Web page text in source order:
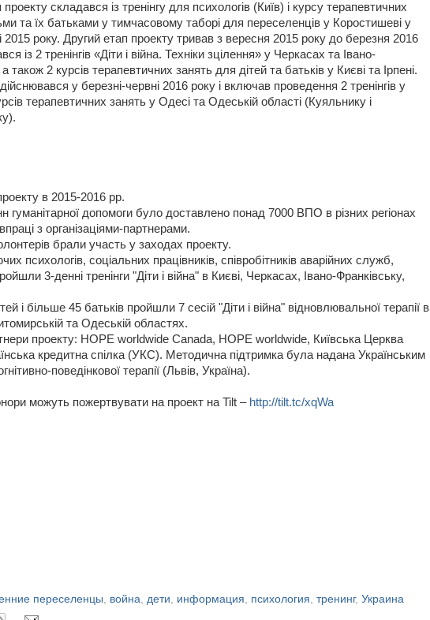
складався із тренінгу для психологів (Київ) і курсу терапевтичних
та їх батьками у тимчасовому таборі для переселенців у Коростишеві у
2015 року. Другий етап проекту тривав з вересня 2015 року до березня 2016
із 2 тренінгів «Діти і війна. Техніки зцілення» у Черкасах та Івано-
також 2 курсів терапевтичних занять для дітей та батьків у Києві та Ірпені.
у березні-червні 2016 року і включав проведення 2 тренінгів у
терапевтичних занять у Одесі та Одеській області (Куяльнику і
в 2015-2016 рр.
гуманітарної допомоги було доставлено понад 7000 ВПО в різних регіонах
з організаціями-партнерами.
брали участь у заходах проекту.
психологів, соціальних працівників, співробітників аварійних служб,
3-денні тренінги "Діти і війна" в Києві, Черкасах, Івано-Франківську,
і більше 45 батьків пройшли 7 сесій "Діти і війна" відновлювальної терапії в
та Одеській областях.
проекту: HOPE worldwide Canada, HOPE worldwide, Київська Церква
кредитна спілка (УКС). Методична підтримка була надана Українським
поведінкової терапії (Львів, Україна).
можуть пожертвувати на проект на Tilt – http://tilt.tc/xqWa
переселенцы, война, дети, информация, психология, тренинг, Украина